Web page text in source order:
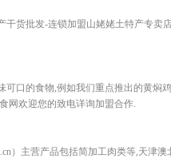
干货批发-连锁加盟山姥姥土特产专
可口的食物,例如我们重点推出的黄焖
网欢迎您的致电详询加盟合作.
）主营产品包括简加工肉类等,天津